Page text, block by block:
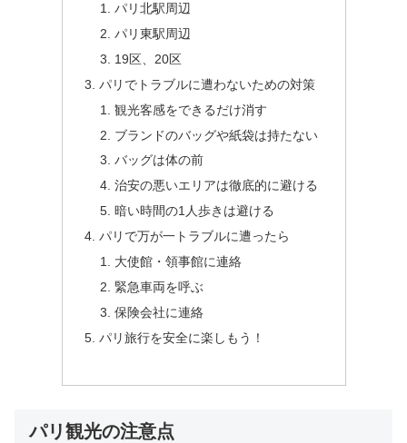
パリ北駅周辺
パリ東駅周辺
19区、20区
パリでトラブルに遭わないための対策
観光客感をできるだけ消す
ブランドのバッグや紙袋は持たない
バッグは体の前
治安の悪いエリアは徹底的に避ける
暗い時間の1人歩きは避ける
パリで万が一トラブルに遭ったら
大使館・領事館に連絡
緊急車両を呼ぶ
保険会社に連絡
パリ旅行を安全に楽しもう！
パリ観光の注意点